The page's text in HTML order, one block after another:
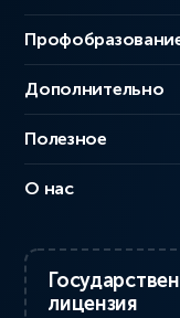
Дополнительно
Полезное
О нас
лицензия